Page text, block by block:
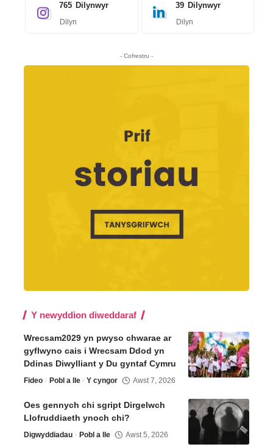
765 Dilynwyr
Dilyn
39 Dilynwyr
Dilyn
- Cofrestru -
Y newyddion diweddaraf
Wrecsam2029 yn pwyso chwarae ar
gyflwyno cais i Wrecsam Ddod yn
Ddinas Diwylliant y Du gyntaf Cymru
Fideo Pobl a lle Y cyngor Awst 7, 2026
Oes gennych chi sgript Dirgelwch
Llofruddiaeth ynoch chi?
Digwyddiadau Pobl a lle Awst 5, 2026